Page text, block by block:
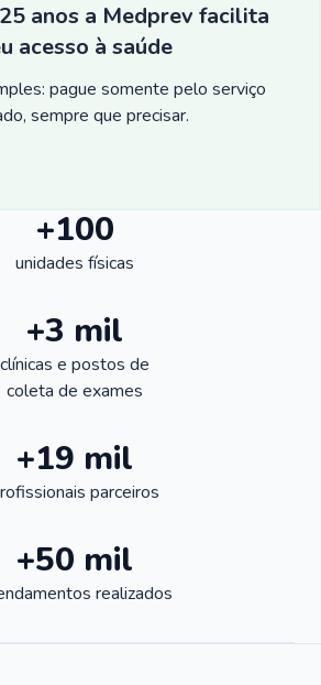
anos a Medprev facilita
acesso à saúde
pague somente pelo serviço
sempre que precisar.
+100
unidades físicas
+3 mil
clínicas e postos de
coleta de exames
+19 mil
parceiros
+50 mil
realizados